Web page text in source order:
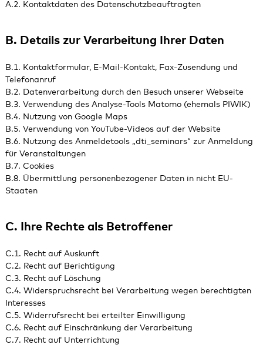
A.2. Kontaktdaten des Datenschutzbeauftragten
B. Details zur Verarbeitung Ihrer Daten
B.1. Kontaktformular, E-Mail-Kontakt, Fax-Zusendung und
Telefonanruf
B.2. Datenverarbeitung durch den Besuch unserer Webseite
B.3. Verwendung des Analyse-Tools Matomo (ehemals PIWIK)
B.4. Nutzung von Google Maps
B.5. Verwendung von YouTube-Videos auf der Website
B.6. Nutzung des Anmeldetools „dti_seminars“ zur Anmeldung
für Veranstaltungen
B.7. Cookies
B.8. Übermittlung personenbezogener Daten in nicht EU-
Staaten
C. Ihre Rechte als Betroffener
C.1. Recht auf Auskunft
C.2. Recht auf Berichtigung
C.3. Recht auf Löschung
C.4. Widerspruchsrecht bei Verarbeitung wegen berechtigten
Interesses
C.5. Widerrufsrecht bei erteilter Einwilligung
C.6. Recht auf Einschränkung der Verarbeitung
C.7. Recht auf Unterrichtung